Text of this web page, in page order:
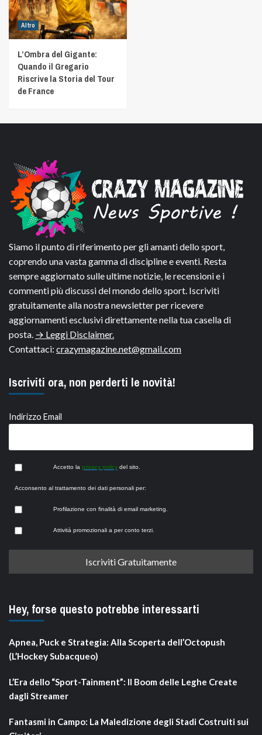
Altro
L’Ombra del Gigante:
Quando il Gregario
Riscrive la Storia del Tour
de France
Siamo il punto di riferimento per gli amanti dello sport,
coprendo una vasta gamma di discipline e eventi. Resta
sempre aggiornato sulle ultime notizie, le recensioni e i
commenti più discussi del mondo dello sport. Iscriviti
gratuitamente alla nostra newsletter per ricevere
aggiornamenti esclusivi direttamente nella tua casella di
posta. → Leggi Disclaimer.
Contattaci: crazymagazine.net@gmail.com
Iscriviti ora, non perderti le novità!
Indirizzo Email
Accetto la privacy policy del sito.
Acconsento al trattamento dei dati personali per:
Profilazione con finalità di email marketing.
Attività promozionali a per conto terzi.
Hey, forse questo potrebbe interessarti
Apnea, Puck e Strategia: Alla Scoperta dell’Octopush
(L’Hockey Subacqueo)
L’Era dello “Sport-Tainment”: Il Boom delle Leghe Create
dagli Streamer
Fantasmi in Campo: La Maledizione degli Stadi Costruiti sui